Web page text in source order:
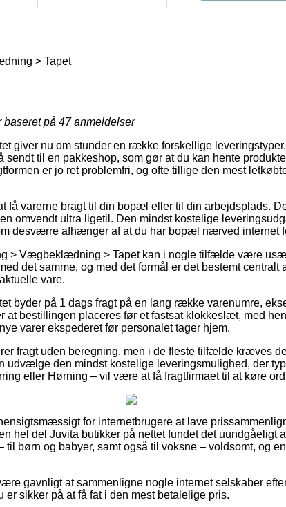
> Tapet
baseret på 47anmeldelser
giver nu om stunder en række forskellige
sendt til en pakkeshop, som gør at du kan hente
er jo ret problemfri, og ofte tillige den mest
få varerne bragt til din bopæl eller til din arbejdsplads.
omvendt ultra ligetil. Den mindst kostelige
desværre afhænger af at du har bopæl nærved internet
> Vægbeklædning > Tapet kan i nogle tilfælde være
det samme, og med det formål er det bestemt centralt
vare.
byder på 1 dags fragt på en lang række varenumre,
at bestillingen placeres før et fastsat klokkeslæt, med
varer ekspederet før personalet tager hjem.
fragt uden beregning, men i de fleste tilfælde kræves
udvælge den mindst kostelige leveringsmulighed, der
eller Hørning – vil være at få fragtfirmaet til at køre
for internetbrugere at lave
hel del Juvita butikker på nettet fundet det uundgåeligt
til børn og babyer, samt også til voksne – voldsomt, og
gavnligt at sammenligne nogle internet selskaber
er sikker på at få fat i den mest betalelige pris.